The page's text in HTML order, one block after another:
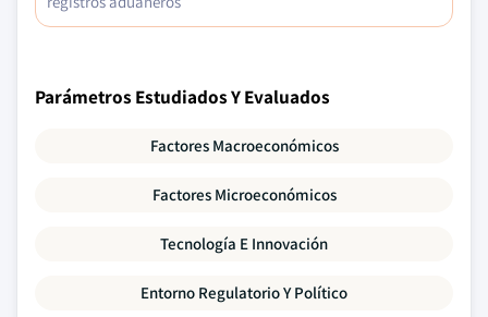
Parámetros Estudiados Y Evaluados
Factores Macroeconómicos
Factores Microeconómicos
Tecnología E Innovación
Entorno Regulatorio Y Político